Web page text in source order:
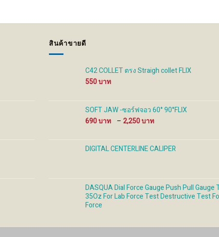
สินค้าขายดี
C42 COLLET ตรง Straigh collet FLIX
550
SOFT JAW -ซอร์ฟจอว 60° 90°FLIX
690
– 2,250
690 ฿
through
DIGITAL CENTERLINE CALIPER
DASQUA Dial Force Gauge Push Pull
35Oz For Lab Force Test Destructive Test
Force